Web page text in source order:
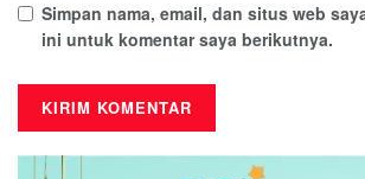
Simpan nama, email, dan situs web
ini untuk komentar saya berikutnya.